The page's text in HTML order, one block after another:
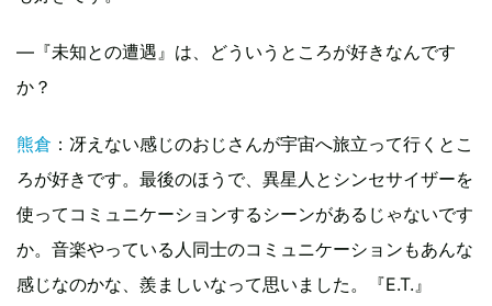
—『未知との遭遇』は、どういうところが好きなんです
か？
熊倉 ：冴えない感じのおじさんが宇宙へ旅立って行くとこ
ろが好きです。最後のほうで、異星人とシンセサイザーを
使ってコミュニケーションするシーンがあるじゃないです
か。音楽やっている人同士のコミュニケーションもあんな
感じなのかな、羨ましいなって思いました。『E.T.』